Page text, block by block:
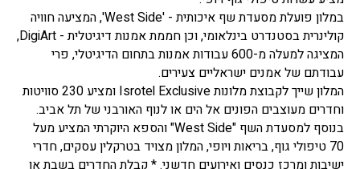
במלון פועלת מסעדת שף איכותית - 'West Side', המציעה חוויה
קולינרית בסטנדרט בינלאומי, וכן חממת אמנות דיגיטלית - DigiArt,
המציגה למעלה מ-600 עבודות אמנות בתחום הדיגיטלי, פרי
עבודתם של אמנים ישראליים צעירים.
המלון שייך לקבוצת מלונות Isrotel Exclusive ומציע 230 סוויטות
וחדרים מעוצבים הפונים אל הים או לנוף האורבני של תל אביב.
בנוסף למסעדת השף "West Side" והספא היוקרתי המציע מעל
70 טיפולי גוף, בריאות ויופי, המלון מצויד בטרקלין עסקים, חדרי